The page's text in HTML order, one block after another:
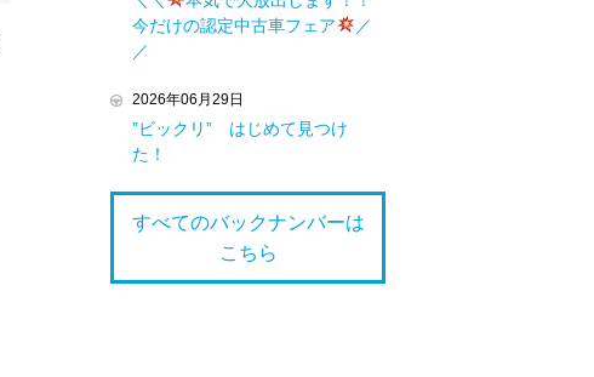
今だけの認定中古車フェア
／
／
2026年06月29日
”ビックリ” はじめて見つけ
た！
すべてのバックナンバーは
こちら